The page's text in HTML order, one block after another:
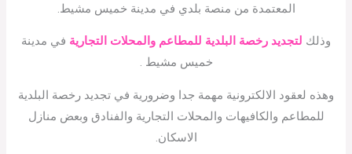
المعتمدة من منصة بلدي في مدينة خميس مشيط.
وذلك لتجديد رخصة البلدية للمطاعم والمحلات التجارية في مدينة
خميس مشيط .
وهذه لعقود الالكترونية مهمة جدا وضرورية في تجديد رخصة البلدية
للمطاعم والكافيهات والمحلات التجارية والفنادق وبعض منازل
الاسكان.